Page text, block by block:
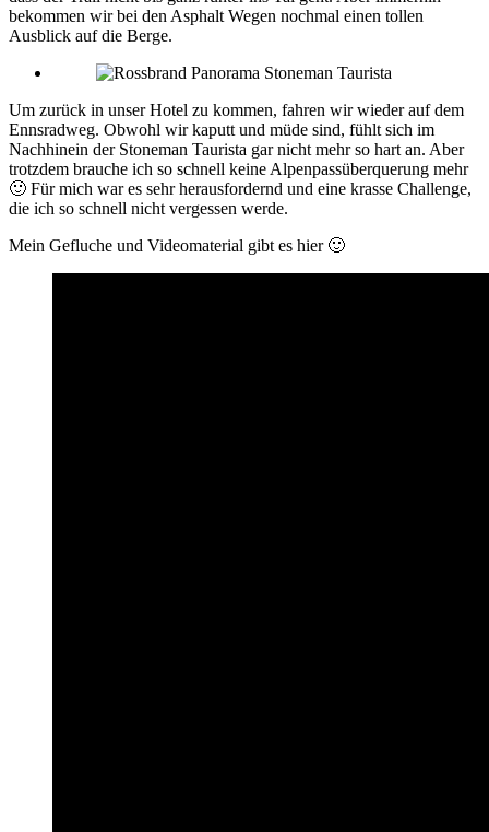
bekommen wir bei den Asphalt Wegen nochmal einen tollen
Ausblick auf die Berge.
Um zurück in unser Hotel zu kommen, fahren wir wieder auf dem
Ennsradweg. Obwohl wir kaputt und müde sind, fühlt sich im
Nachhinein der Stoneman Taurista gar nicht mehr so hart an. Aber
trotzdem brauche ich so schnell keine Alpenpassüberquerung mehr
🙂 Für mich war es sehr herausfordernd und eine krasse Challenge,
die ich so schnell nicht vergessen werde.
Mein Gefluche und Videomaterial gibt es hier 🙂